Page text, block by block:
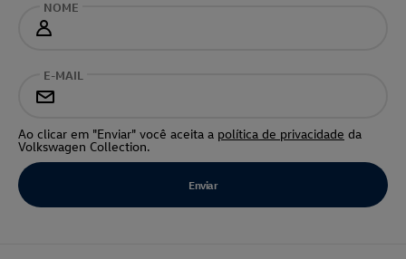
NOME
E-MAIL
Ao clicar em "Enviar" você aceita a política de privacidade da
Volkswagen Collection.